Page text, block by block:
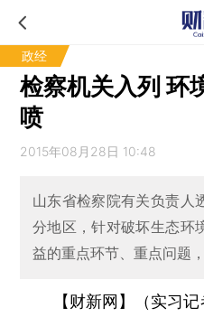
政经
检察机关入列 环
喷
2015年08月28日 10:48
山东省检察院有关负责人
分地区，针对破坏生态环
益的重点环节、重点问题
【财新网】（实习记